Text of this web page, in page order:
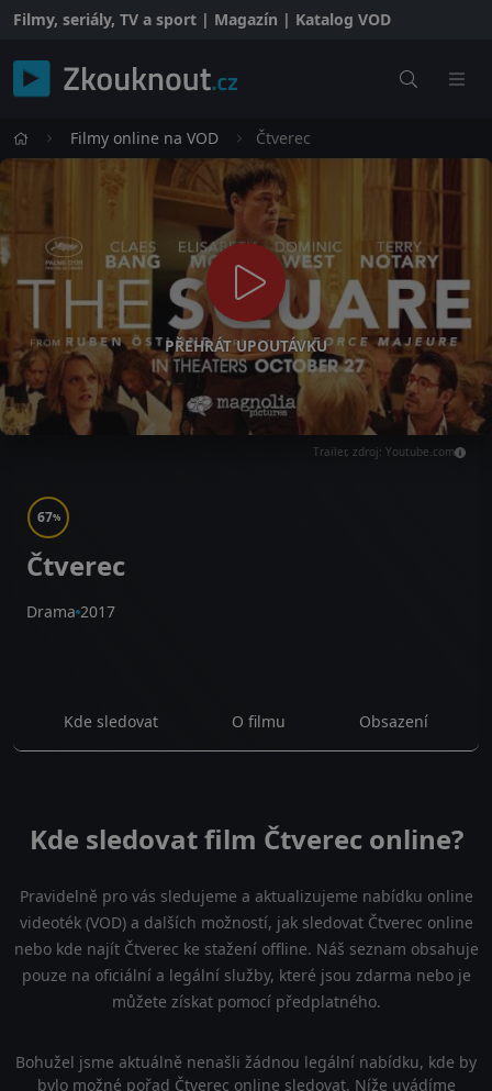
Filmy, seriály, TV a sport | Magazín | Katalog VOD
Filmy online na VOD Čtverec
PŘEHRÁT UPOUTÁVKU
Trailer, zdroj: Youtube.com
67%
Čtverec
Drama 2017
Kde sledovat O filmu Obsazení
Kde sledovat film Čtverec online?
Pravidelně pro vás sledujeme a aktualizujeme nabídku online
videoték (VOD) a dalších možností, jak sledovat Čtverec online
nebo kde najít Čtverec ke stažení offline. Náš seznam obsahuje
pouze na oficiální a legální služby, které jsou zdarma nebo je
můžete získat pomocí předplatného.
Bohužel jsme aktuálně nenašli žádnou legální nabídku, kde by
bylo možné pořad Čtverec online sledovat. Níže uvádíme